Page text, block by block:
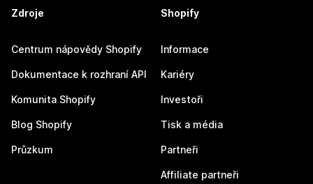
Zdroje
Centrum nápovědy Shopify
Dokumentace k rozhraní API
Komunita Shopify
Blog Shopify
Průzkum
Shopify
Informace
Kariéry
Investoři
Tisk a média
Partneři
Affiliate partneři